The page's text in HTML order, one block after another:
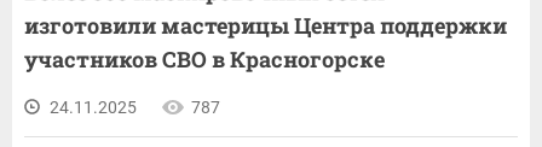
изготовили мастерицы Центра поддержки
участников СВО в Красногорске
24.11.2025 787